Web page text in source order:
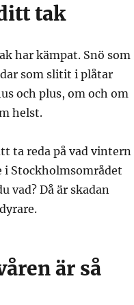
tak
har kämpat. Snö som
som slitit i plåtar
och plus, om och om
helst.
ta reda på vad vintern
i Stockholmsområdet
vad? Då är skadan
är så